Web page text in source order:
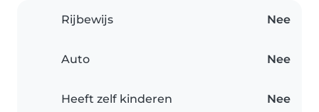
Rijbewijs Nee
Auto Nee
Heeft zelf kinderen Nee